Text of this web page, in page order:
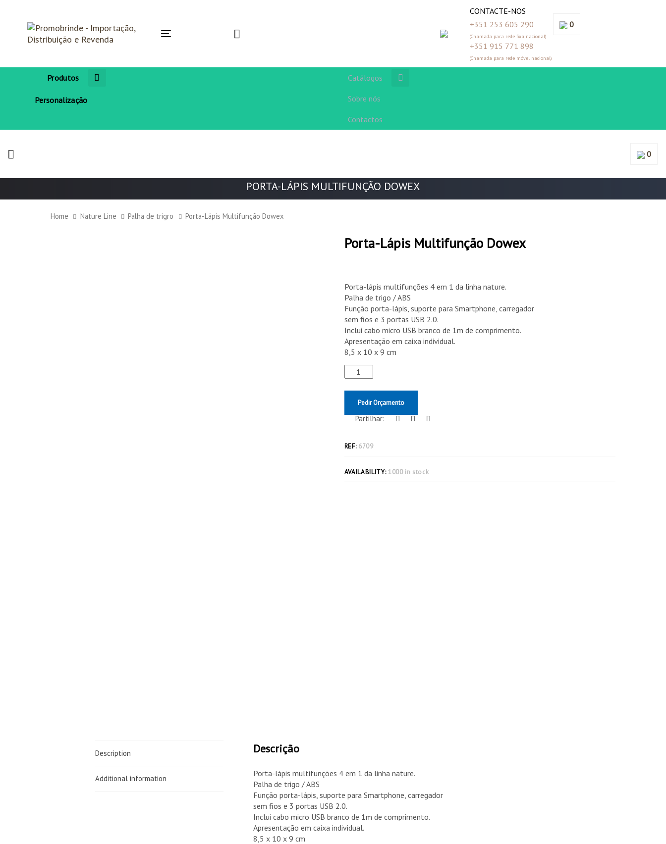
navigation
content
Toggle
CONTACTE-NOS
+351 253 605 290
(Chamada para rede fixa nacional)
+351 915 771 898
(Chamada para rede móvel nacional)
0
Produtos
Personalização
Catálogos
Sobre nós
Contactos
0
PORTA-LÁPIS MULTIFUNÇÃO DOWEX
Home Nature Line Palha de trigro Porta-Lápis Multifunção Dowex
Porta-Lápis Multifunção Dowex
Porta-lápis multifunções 4 em 1 da linha nature.
Palha de trigo / ABS
Função porta-lápis, suporte para Smartphone, carregador
sem fios e 3 portas USB 2.0.
Inclui cabo micro USB branco de 1m de comprimento.
Apresentação em caixa individual.
8,5 x 10 x 9 cm
Pedir Orçamento
Partilhar:
REF: 6709
AVAILABILITY: 1000 in stock
Description
Additional information
Descrição
Porta-lápis multifunções 4 em 1 da linha nature.
Palha de trigo / ABS
Função porta-lápis, suporte para Smartphone, carregador
sem fios e 3 portas USB 2.0.
Inclui cabo micro USB branco de 1m de comprimento.
Apresentação em caixa individual.
8,5 x 10 x 9 cm